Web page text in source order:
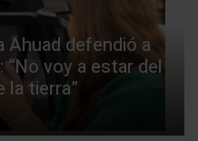
Ahuad defendió a
voy a estar del
la tierra”